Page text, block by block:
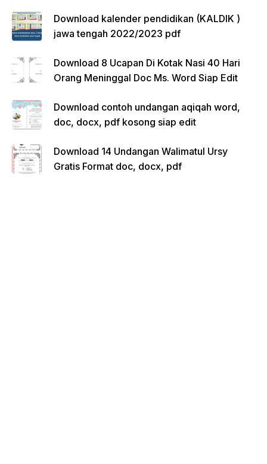
Download kalender pendidikan (KALDIK )
jawa tengah 2022/2023 pdf
Download 8 Ucapan Di Kotak Nasi 40 Hari
Orang Meninggal Doc Ms. Word Siap Edit
Download contoh undangan aqiqah word,
doc, docx, pdf kosong siap edit
Download 14 Undangan Walimatul Ursy
Gratis Format doc, docx, pdf